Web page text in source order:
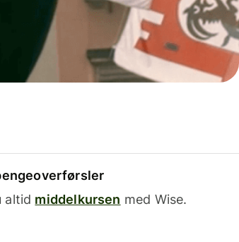
altid middelkursen med Wise.